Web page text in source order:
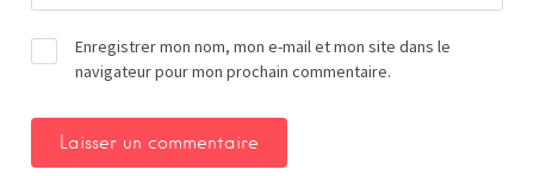
Enregistrer mon nom, mon e-mail et mon site dans le
navigateur pour mon prochain commentaire.